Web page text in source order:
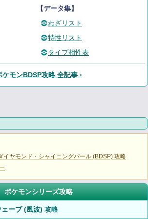
【データ集】
わざリスト
特性リスト
タイプ相性表
ケモンBDSP攻略 全記事 ›
イヤモンド・シャイニングパール (BDSP) 攻略
ポケモンシリーズ攻略
ーブ (風波) 攻略